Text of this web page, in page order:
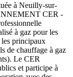
à Neuilly-sur-
CER -
à gaz pour les
les principaux
de chauffage à gaz
Le CER
et participe à